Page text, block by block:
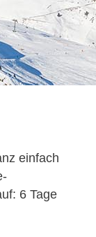
einfach
6 Tage